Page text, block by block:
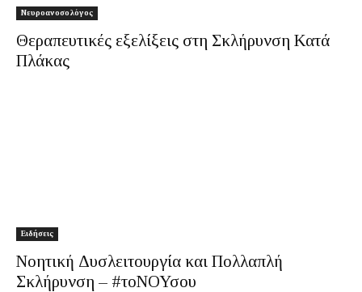
Νευροανοσολόγος
Θεραπευτικές εξελίξεις στη Σκλήρυνση Κατά
Πλάκας
Ειδήσεις
Νοητική Δυσλειτουργία και Πολλαπλή
Σκλήρυνση – #τοΝΟΥσου